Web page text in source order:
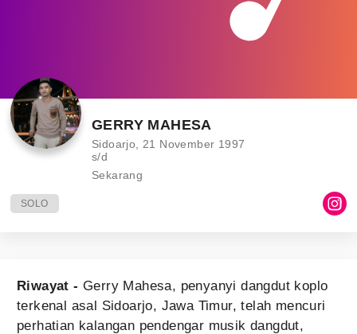
GERRY MAHESA
Sidoarjo, 21 November 1997
s/d
Sekarang
SOLO
Riwayat - Gerry Mahesa, penyanyi dangdut koplo
terkenal asal Sidoarjo, Jawa Timur, telah mencuri
perhatian kalangan pendengar musik dangdut,